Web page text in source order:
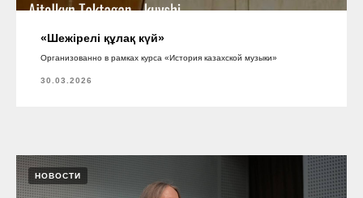
«Шежірелі құлақ күй»
Организованно в рамках курса «История казахской музыки»
30.03.2026
НОВОСТИ